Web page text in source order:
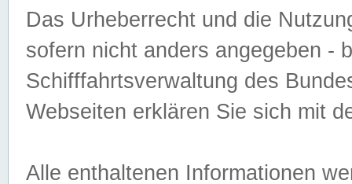
Das Urheberrecht und die
sofern nicht anders angegeben -
Schifffahrtsverwaltung des
Webseiten erklären Sie sich mit
Alle enthaltenen Informationen